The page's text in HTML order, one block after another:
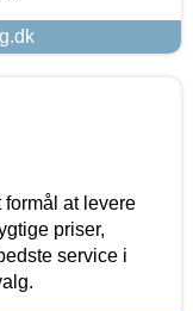
formål at levere
priser,
service i